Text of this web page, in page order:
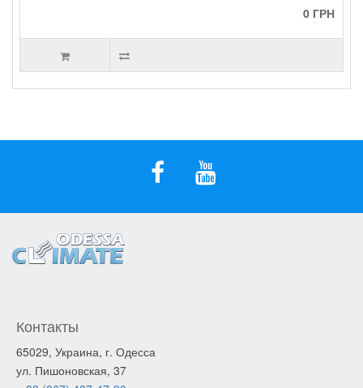
0 ГРН
Контакты
65029, Украина, г. Одесса
ул. Пишоновская, 37